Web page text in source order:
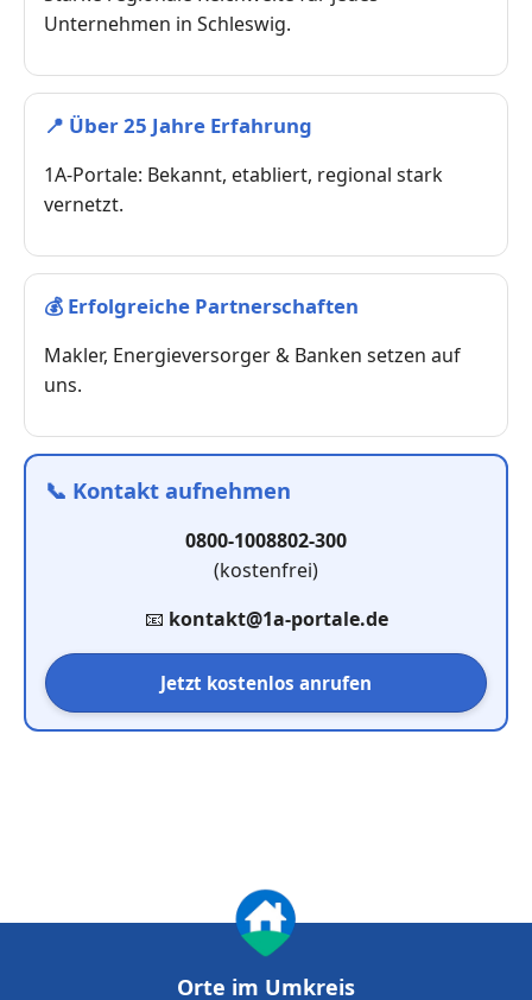
Unternehmen in Schleswig.
📍 Über 25 Jahre Erfahrung
1A-Portale: Bekannt, etabliert, regional stark
vernetzt.
💰 Erfolgreiche Partnerschaften
Makler, Energieversorger & Banken setzen auf
uns.
📞 Kontakt aufnehmen
0800-1008802-300
(kostenfrei)
📧 kontakt@1a-portale.de
Jetzt kostenlos anrufen
Orte im Umkreis